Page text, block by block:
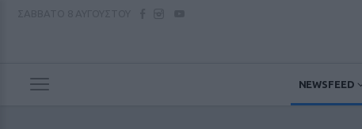
NEWSFEED